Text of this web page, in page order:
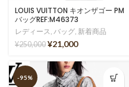
LOUIS VUITTON キオンザゴー PM
バッグREF:M46373
レディース, バッグ, 新着商品
¥250,000 ¥21,000
-95%